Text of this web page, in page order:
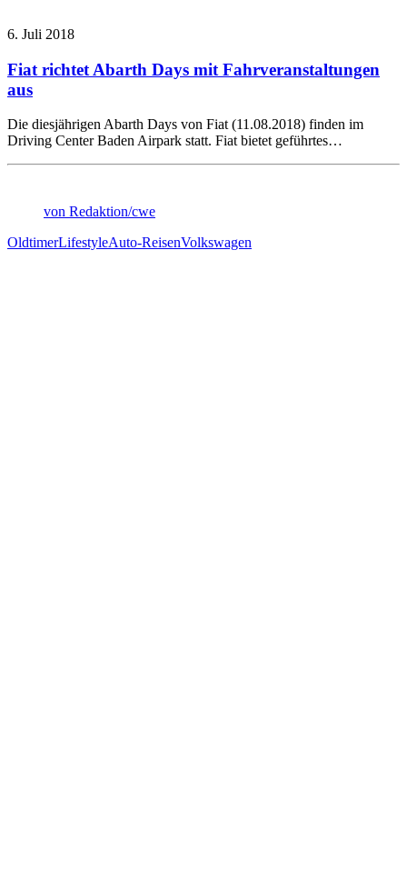
6. Juli 2018
Fiat richtet Abarth Days mit Fahrveranstaltungen
aus
Die diesjährigen Abarth Days von Fiat (11.08.2018) finden im
Driving Center Baden Airpark statt. Fiat bietet geführtes…
von Redaktion/cwe
OldtimerLifestyleAuto-ReisenVolkswagen